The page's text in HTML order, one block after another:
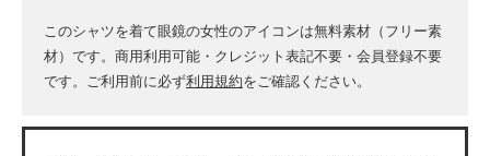
このシャツを着て眼鏡の女性のアイコンは無料素材（フリー素
材）です。商用利用可能・クレジット表記不要・会員登録不要
です。ご利用前に必ず利用規約をご確認ください。